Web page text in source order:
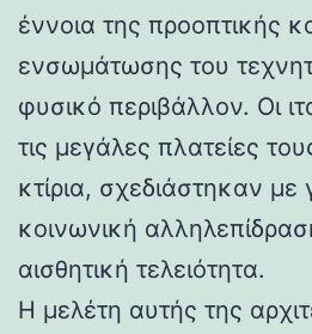
έννοια της προοπτικής
ενσωμάτωσης του
φυσικό περιβάλλον. Οι
τις μεγάλες πλατείες
κτίρια, σχεδιάστηκαν
κοινωνική
αισθητική τελειότητα.
Η μελέτη αυτής της